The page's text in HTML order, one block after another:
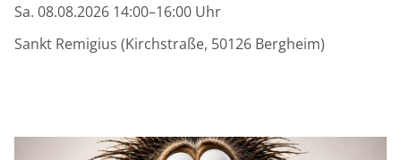
Sa. 08.08.2026 14:00–16:00 Uhr
Sankt Remigius (Kirchstraße, 50126 Bergheim)